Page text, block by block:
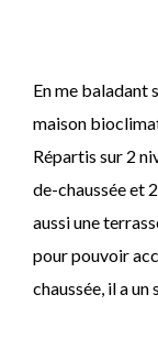
En me baladant
maison
Répartis sur 2
de-chaussée et
aussi une
pour pouvoir
chaussée, il a un